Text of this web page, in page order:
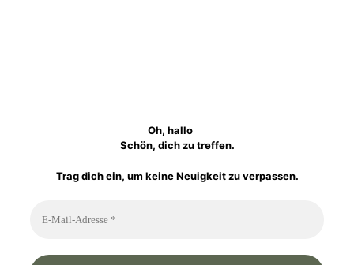
Oh, hallo
Schön, dich zu treffen.
Trag dich ein, um keine Neuigkeit zu verpassen.